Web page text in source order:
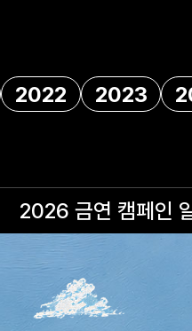
2022 2023
2026 금연 캠페인